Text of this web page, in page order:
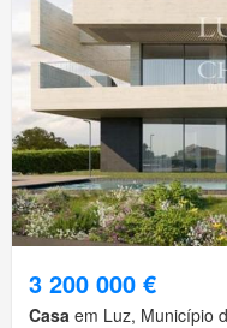
3 200 000 €
Casa em Luz, Município